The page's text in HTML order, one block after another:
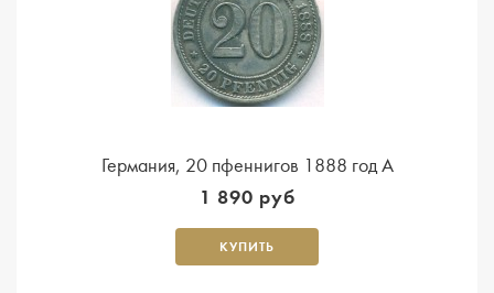
Германия, 20 пфеннигов 1888 год А
1 890 руб
КУПИТЬ